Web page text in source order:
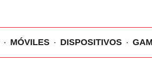
MÓVILES DISPOSITIVOS